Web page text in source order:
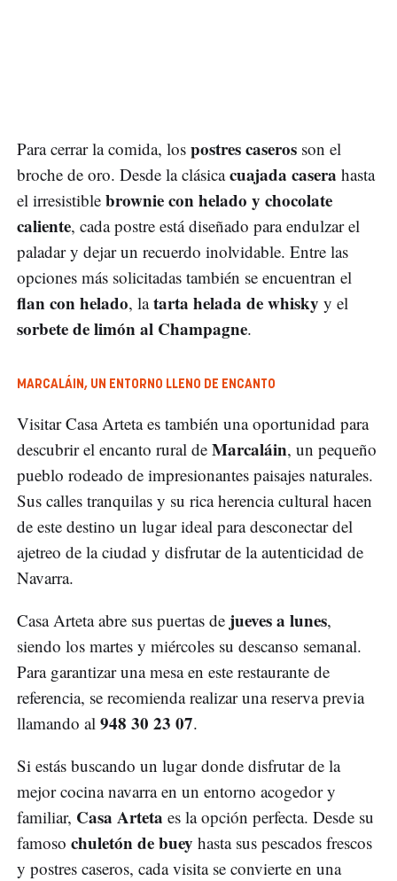
Para cerrar la comida, los postres caseros son el
broche de oro. Desde la clásicacuajada casera hasta
el irresistible brownie con helado y chocolate
caliente, cada postre está diseñado para endulzar el
paladar y dejar un recuerdo inolvidable. Entre las
opciones más solicitadas también se encuentran el
flan con helado, latarta helada de whisky y el
sorbete de limón al Champagne.
MARCALÁIN, UN ENTORNO LLENO DE ENCANTO
Visitar Casa Arteta es también una oportunidad para
descubrir el encanto rural de Marcaláin, un pequeño
pueblo rodeado de impresionantes paisajes naturales.
Sus calles tranquilas y su rica herencia cultural hacen
de este destino un lugar ideal para desconectar del
ajetreo de la ciudad y disfrutar de la autenticidad de
Navarra.
Casa Arteta abre sus puertas de jueves a lunes,
siendo los martes y miércoles su descanso semanal.
Para garantizar una mesa en este restaurante de
referencia, se recomienda realizar una reserva previa
llamando al 948 30 23 07.
Si estás buscando un lugar donde disfrutar de la
mejor cocina navarra en un entorno acogedor y
familiar, Casa Arteta es la opción perfecta. Desde su
famoso chuletón de buey hasta sus pescados frescos
y postres caseros, cada visita se convierte en una